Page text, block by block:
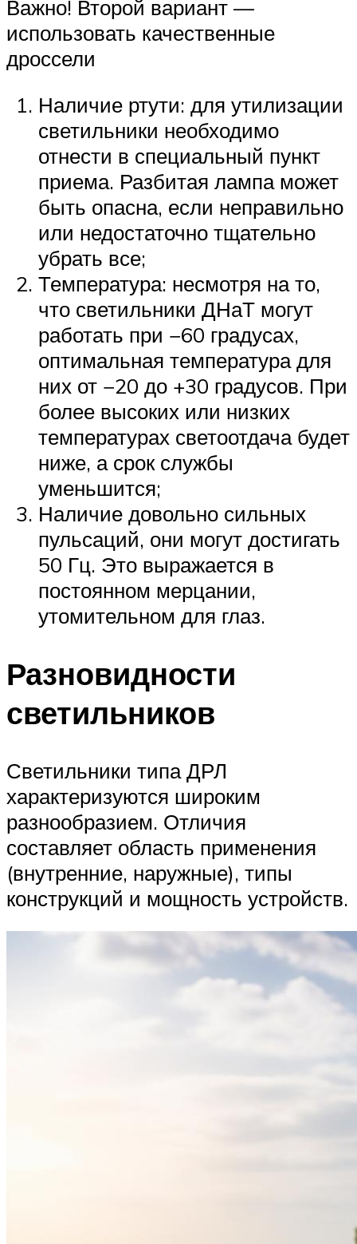
Важно! Второй вариант —
использовать качественные
дроссели
Наличие ртути: для утилизации
светильники необходимо
отнести в специальный пункт
приема. Разбитая лампа может
быть опасна, если неправильно
или недостаточно тщательно
убрать все;
Температура: несмотря на то,
что светильники ДНаТ могут
работать при −60 градусах,
оптимальная температура для
них от −20 до +30 градусов. При
более высоких или низких
температурах светоотдача будет
ниже, а срок службы
уменьшится;
Наличие довольно сильных
пульсаций, они могут достигать
50 Гц. Это выражается в
постоянном мерцании,
утомительном для глаз.
Разновидности
светильников
Светильники типа ДРЛ
характеризуются широким
разнообразием. Отличия
составляет область применения
(внутренние, наружные), типы
конструкций и мощность устройств.